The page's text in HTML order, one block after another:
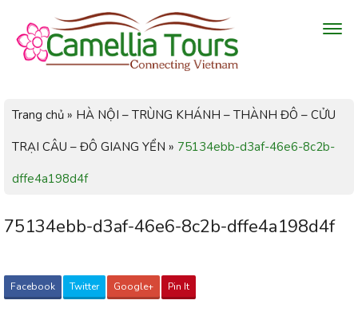
Trang chủ » HÀ NỘI – TRÙNG KHÁNH – THÀNH ĐÔ – CỬU
TRẠI CÂU – ĐÔ GIANG YỂN » 75134ebb-d3af-46e6-8c2b-
dffe4a198d4f
75134ebb-d3af-46e6-8c2b-dffe4a198d4f
Facebook Twitter Google+ Pin It